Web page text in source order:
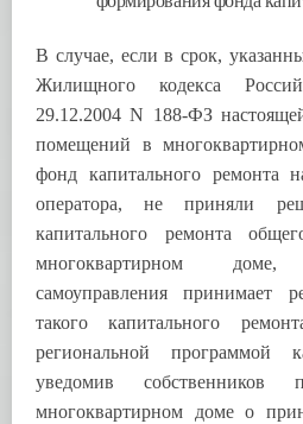
В случае, если в срок,
Жилищного кодекса
29.12.2004 N 188-ФЗ
помещений в
фонд капитального ремонта
оператора, не приняли
капитального ремонта
многоквартирном
самоуправления принимает
такого капитального
региональной программой
уведомив
многоквартирном доме о